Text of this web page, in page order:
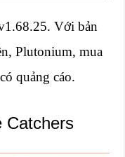
Với bản
Plutonium, mua
quảng cáo.
Catchers